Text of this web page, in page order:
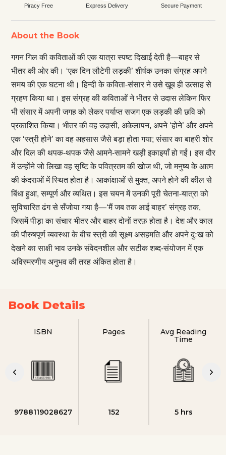
Piracy Free Express Delivery Secure Payment
About the Book
गगन गिल की कविताओं की एक यात्रा स्पष्ट दिखाई देती है—बाहर से
भीतर की ओर की। ‘एक दिन लौटेगी लड़की’ शीर्षक उनका संग्रह अपने
समय की एक घटना थी। हिन्दी के कविता-संसार ने उसे ख़ूब ही उत्साह से
ग्रहण किया था। इस संग्रह की कविताओं ने भीतर से उदास लेकिन फिर
भी संसार में अपनी जगह को लेकर पर्याप्त सजग एक लड़की की छवि को
प्रकाशित किया। भीतर की वह उदासी, अकेलापन, अपने ‘होने’ और अपने
एक ‘स्त्री होने’ का वह अहसास जैसे बड़ा होता गया; संसार का बाहरी शोर
और दिल की थपक-थपक जैसे आमने-सामने खड़ी इकाइयाँ हो गईं। इस दौर
में उन्होंने जो लिखा वह सृष्ट‌ि के पवित्रतम की खोज थी, जो मनुष्य के आत्म
की कंदराओं में स्थित होता है। आकांक्षाओं से मुक्त, अपने होने की कील से
बिंधा हुआ, सम्पूर्ण और व्यथित। इस चयन में उनकी पूरी चेतना-यात्रा को
सुविचारित ढंग से सँजोया गया है—‘मैं जब तक आई बाहर’ संग्रह तक,
जिसमें पीड़ा का संचार भीतर और बाहर दोनों तरफ़ होता है। देश और काल
की पौरुषपूर्ण व्यवस्था के बीच स्त्री की सूक्ष्म असहमति और अपने दुःख को
देखने का साक्षी भाव उनके संवेदनशील और सटीक शब्द-संयोजन में एक
अव‌िस्मरणीय अनुभव की तरह अंकित होता है।
Book Details
ISBN
9788119028627
Pages
152
Avg Reading
Time
5 hrs